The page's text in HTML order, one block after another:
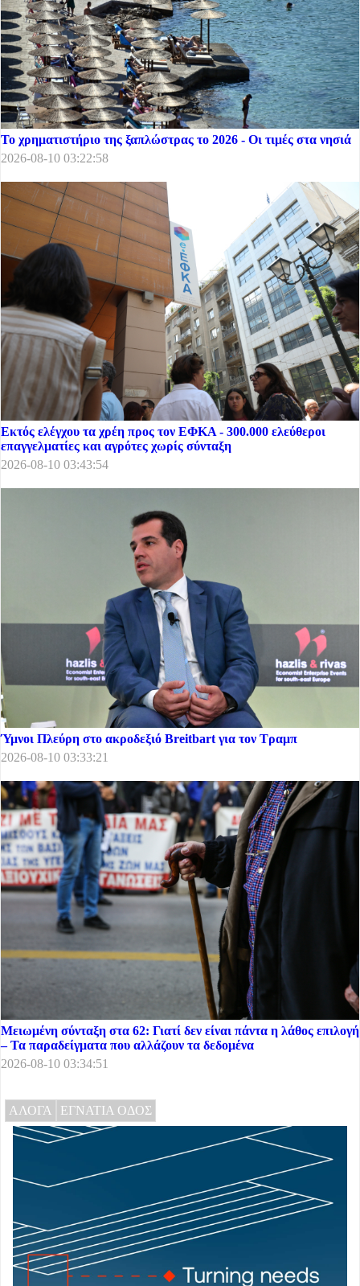
Το χρηματιστήριο της ξαπλώστρας το 2026 - Οι τιμές στα νησιά
2026-08-10 03:22:58
Εκτός ελέγχου τα χρέη προς τον ΕΦΚΑ - 300.000 ελεύθεροι
επαγγελματίες και αγρότες χωρίς σύνταξη
2026-08-10 03:43:54
Ύμνοι Πλεύρη στο ακροδεξιό Breitbart για τον Τραμπ
2026-08-10 03:33:21
Μειωμένη σύνταξη στα 62: Γιατί δεν είναι πάντα η λάθος επιλογή
– Τα παραδείγματα που αλλάζουν τα δεδομένα
2026-08-10 03:34:51
ΑΛΟΓΑ ΕΓΝΑΤΙΑ ΟΔΟΣ